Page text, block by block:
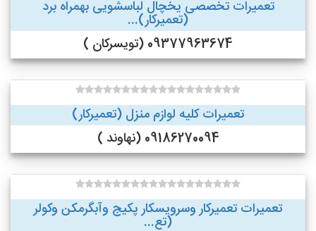
تعمیرات تخصصی یخچال لباسشویی بهمراه برد
(تعمیرکار)...
09377963674 (تویسرکان )
تعمیرات کلیه لوازم منزل (تعمیرکار)
09186270094 (نهاوند )
تعمیرات تعمیرکار وسرویسکار پکیج وآبگرمکن وکولر
(تع...